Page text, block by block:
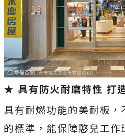
★ 具有防火耐磨特性 打
具有耐燃功能的美耐板，
的標準，能保障憨兒工作